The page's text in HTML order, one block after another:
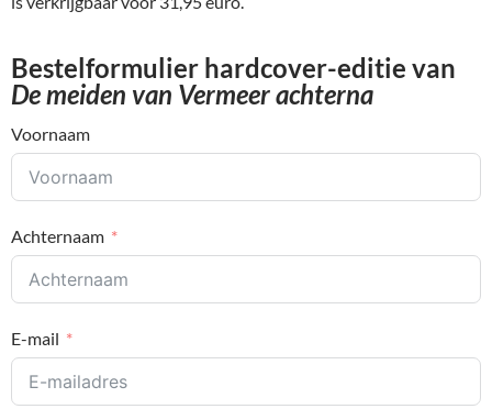
Bestelformulier hardcover-editie van
De meiden van Vermeer achterna
Voornaam
Achternaam
E-mail